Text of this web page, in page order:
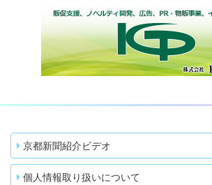
京都新聞紹介ビデオ
個人情報取り扱いについて